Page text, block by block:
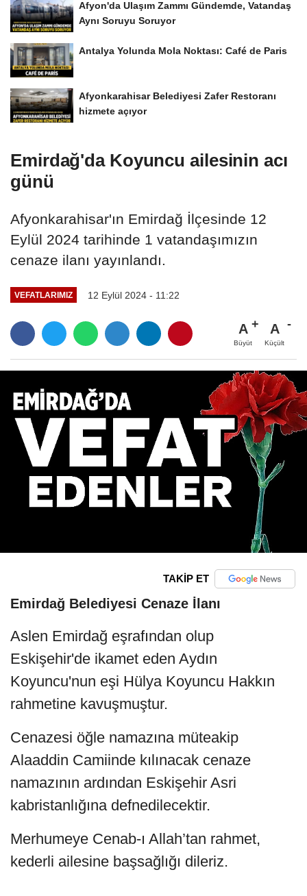
Afyon'da Ulaşım Zammı Gündemde, Vatandaş
Aynı Soruyu Soruyor
Antalya Yolunda Mola Noktası: Café de Paris
Afyonkarahisar Belediyesi Zafer Restoranı
hizmete açıyor
Emirdağ'da Koyuncu ailesinin acı
günü
Afyonkarahisar'ın Emirdağ İlçesinde 12
Eylül 2024 tarihinde 1 vatandaşımızın
cenaze ilanı yayınlandı.
VEFATLARIMIZ 12 Eylül 2024 - 11:22
A
Büyüt
A
Küçült
TAKİP ET
Emirdağ Belediyesi Cenaze İlanı
Aslen Emirdağ eşrafından olup
Eskişehir'de ikamet eden Aydın
Koyuncu'nun eşi Hülya Koyuncu Hakkın
rahmetine kavuşmuştur.
Cenazesi öğle namazına müteakip
Alaaddin Camiinde kılınacak cenaze
namazının ardından Eskişehir Asri
kabristanlığına defnedilecektir.
Merhumeye Cenab-ı Allah’tan rahmet,
kederli ailesine başsağlığı dileriz.